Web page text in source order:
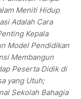
Meniti Hidup
Adalah Cara
Kepala
Model Pendidikan
Membangun
Peserta Didik di
yang Utuh;
Sekolah Bahagia